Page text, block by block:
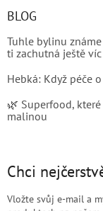
BLOG
Tuhle bylinu
ti zachutná ještě víc
Hebká: Když péče
🌿 Superfood,
malinou
Chci
Vložte svůj e-mail a